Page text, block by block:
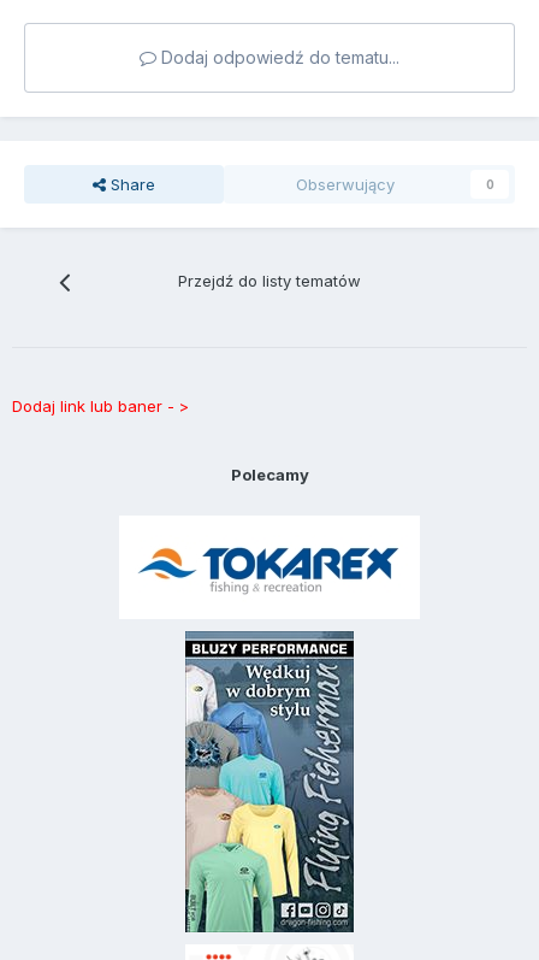
Dodaj odpowiedź do tematu...
Share Obserwujący 0
Przejdź do listy tematów
Dodaj link lub baner - >
Polecamy